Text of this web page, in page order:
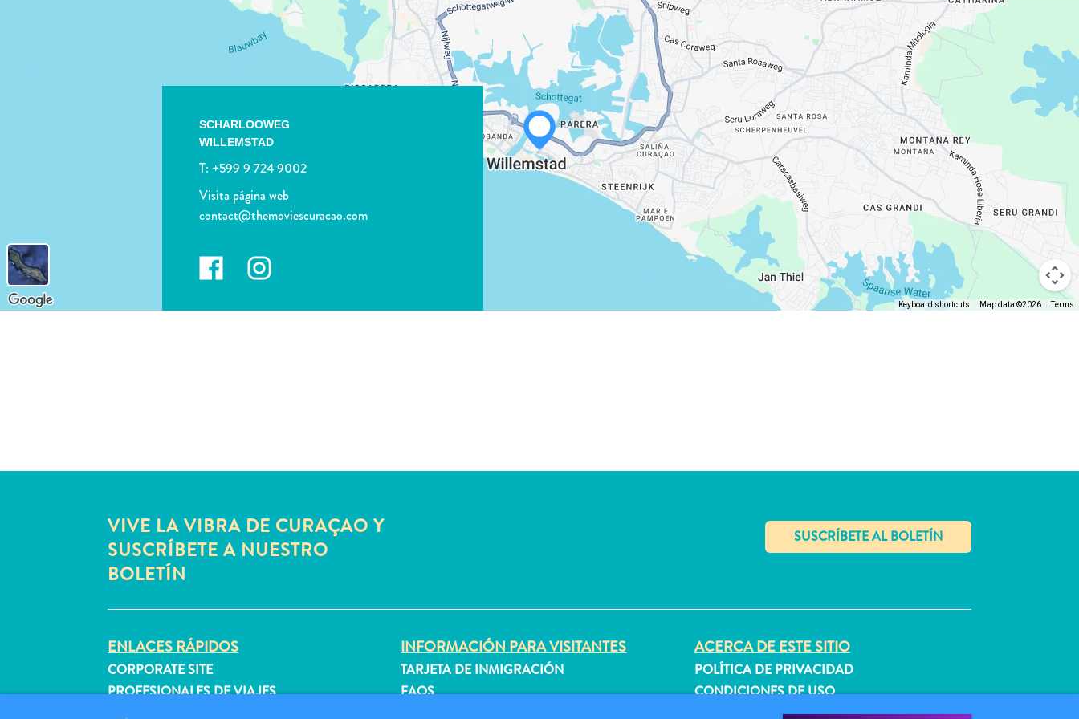
WHATSAPP
COPIAR ENLACE
SCHARLOOWEG
WILLEMSTAD
T: +599 9 724 9002
Visita página web
contact@themoviescuracao.com
Keyboard shortcuts Map data ©2026 Terms
VIVE LA VIBRA DE CURAÇAO Y
SUSCRÍBETE A NUESTRO
BOLETÍN
✕
ENLACES RÁPIDOS
CORPORATE SITE
PROFESIONALES DE VIAJES
INFORMACIÓN PARA VISITANTES
TARJETA DE INMIGRACIÓN
FAQS
ACERCA DE ESTE SITIO
POLÍTICA DE PRIVACIDAD
CONDICIONES DE USO